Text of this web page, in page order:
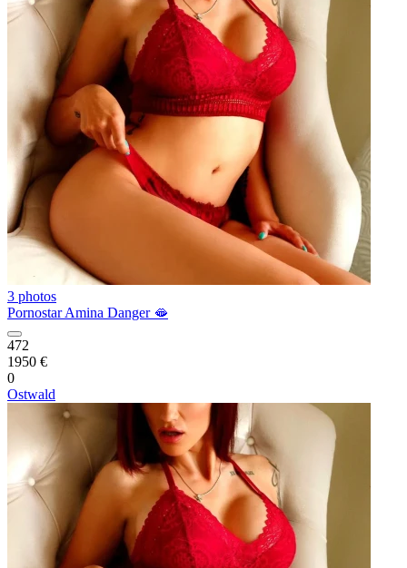
3 photos
Pornostar Amina Danger 🫦
472
1950 €
0
Ostwald